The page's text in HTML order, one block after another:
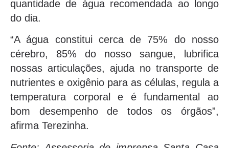
quantidade de água recomendada ao longo
do dia.
“A água constitui cerca de 75% do nosso
cérebro, 85% do nosso sangue, lubrifica
nossas articulações, ajuda no transporte de
nutrientes e oxigênio para as células, regula a
temperatura corporal e é fundamental ao
bom desempenho de todos os órgãos”,
afirma Terezinha.